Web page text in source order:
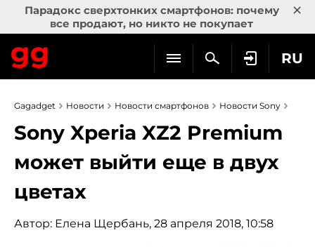
Парадокс сверхтонких смартфонов: почему
все продают, но никто не покупает
×
RU
Gagadget Новости Новости смартфонов Новости Sony
Sony Xperia XZ2 Premium
может выйти еще в двух
цветах
Автор: Елена Щербань, 28 апреля 2018, 10:58